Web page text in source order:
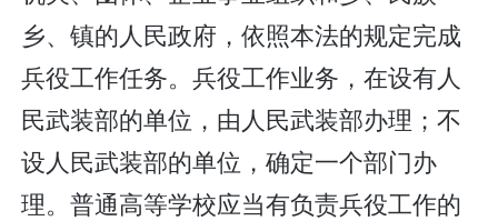
乡、镇的人民政府，依照本法的规定完成
兵役工作任务。兵役工作业务，在设有人
民武装部的单位，由人民武装部办理；不
设人民武装部的单位，确定一个部门办
理。普通高等学校应当有负责兵役工作的